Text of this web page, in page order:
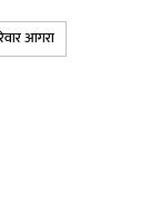
आगरा